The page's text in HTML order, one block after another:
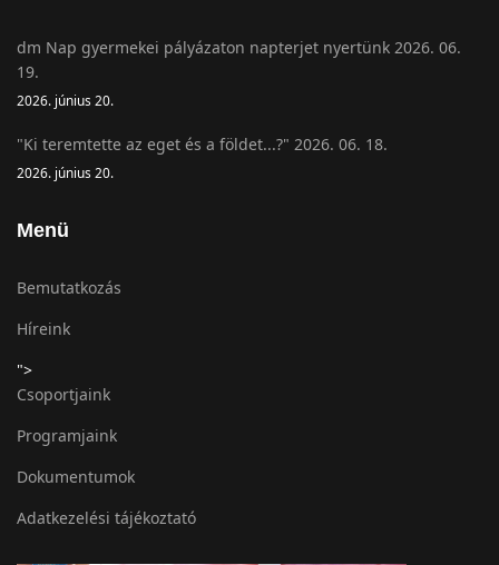
dm Nap gyermekei pályázaton napterjet nyertünk 2026. 06.
19.
2026. június 20.
"Ki teremtette az eget és a földet...?" 2026. 06. 18.
2026. június 20.
Menü
Bemutatkozás
Híreink
">
Csoportjaink
Programjaink
Dokumentumok
Adatkezelési tájékoztató